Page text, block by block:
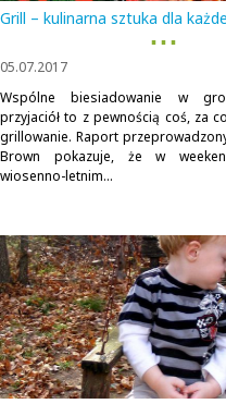
Grill – kulinarna sztuka dla
▪ ▪ ▪
05.07.2017
Wspólne biesiadowanie w
przyjaciół to z pewnością coś, za
grillowanie. Raport
Brown pokazuje, że w
wiosenno-letnim...